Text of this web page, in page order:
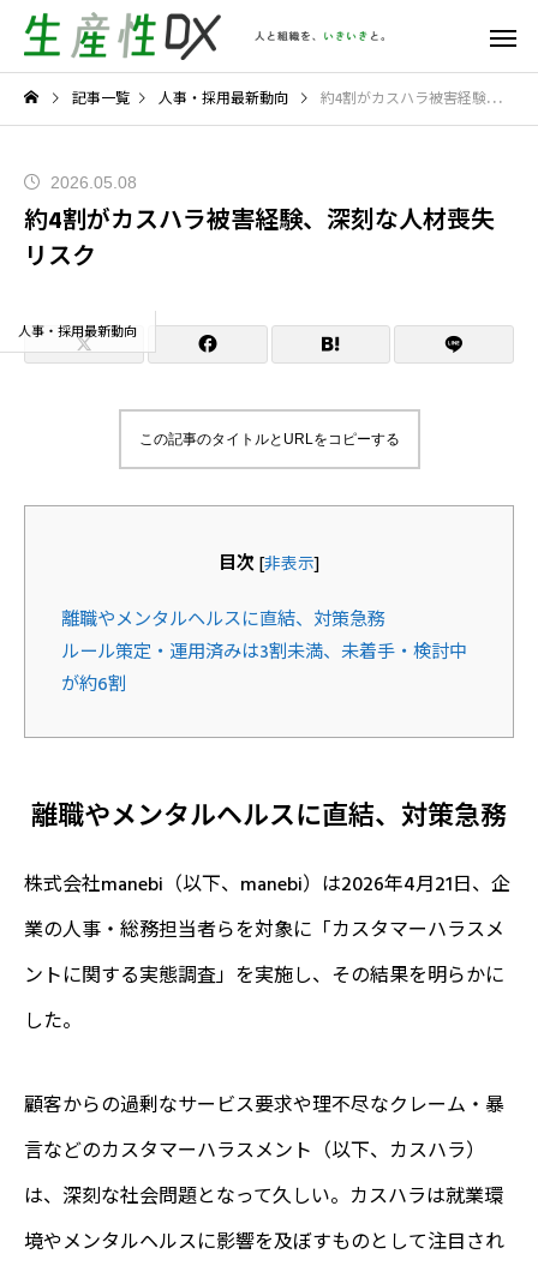
記事一覧 人事・採用最新動向 約4割がカスハラ被害経験、深刻な人材喪失リスク
2026.05.08
約4割がカスハラ被害経験、深刻な人材喪失
リスク
人事・採用最新動向
この記事のタイトルとURLをコピーする
目次 [非表示]
離職やメンタルヘルスに直結、対策急務
ルール策定・運用済みは3割未満、未着手・検討中
が約6割
離職やメンタルヘルスに直結、対策急務
株式会社manebi（以下、manebi）は2026年4月21日、企
業の人事・総務担当者らを対象に「カスタマーハラスメ
ントに関する実態調査」を実施し、その結果を明らかに
した。
顧客からの過剰なサービス要求や理不尽なクレーム・暴
言などのカスタマーハラスメント（以下、カスハラ）
は、深刻な社会問題となって久しい。カスハラは就業環
境やメンタルヘルスに影響を及ぼすものとして注目され